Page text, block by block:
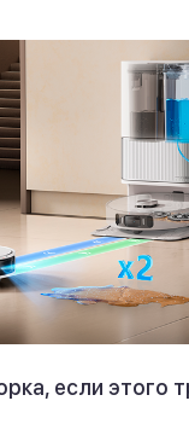
если этого